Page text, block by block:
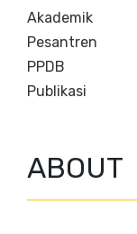
Akademik
Pesantren
PPDB
Publikasi
ABOUT